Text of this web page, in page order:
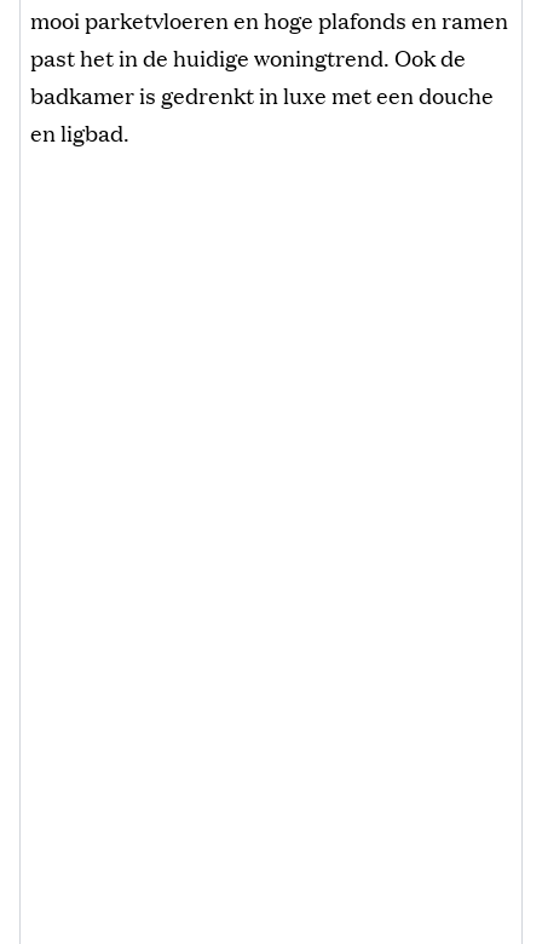
mooi parketvloeren en hoge plafonds en ramen
past het in de huidige woningtrend. Ook de
badkamer is gedrenkt in luxe met een douche
en ligbad.